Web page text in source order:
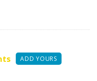
ADD YOURS